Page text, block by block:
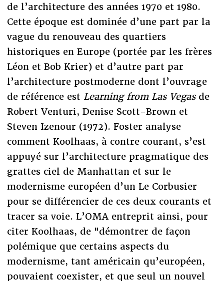
de l’architecture des années 1970 et 1980.
Cette époque est dominée d’une part par la
vague du renouveau des quartiers
historiques en Europe (portée par les frères
Léon et Bob Krier) et d’autre part par
l’architecture postmoderne dont l’ouvrage
de référence est Learning from Las Vegasde
Robert Venturi, Denise Scott-Brown et
Steven Izenour (1972). Foster analyse
comment Koolhaas, à contre courant, s’est
appuyé sur l’architecture pragmatique des
grattes ciel de Manhattan et sur le
modernisme européen d’un Le Corbusier
pour se différencier de ces deux courants et
tracer sa voie. L’OMA entreprit ainsi, pour
citer Koolhaas, de "démontrer de façon
polémique que certains aspects du
modernisme, tant américain qu’européen,
pouvaient coexister, et que seul un nouvel